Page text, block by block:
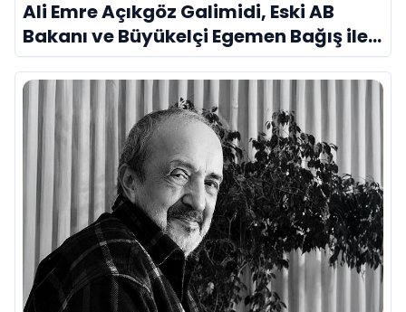
Ali Emre Açıkgöz Galimidi, Eski AB
Bakanı ve Büyükelçi Egemen Bağış ile
Bir Araya Geldi